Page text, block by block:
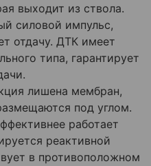
выходит из ствола.
силовой импульс,
отдачу. ДТК имеет
типа, гарантирует
лишена мембран,
под углом.
работает
реактивной
в противоположном